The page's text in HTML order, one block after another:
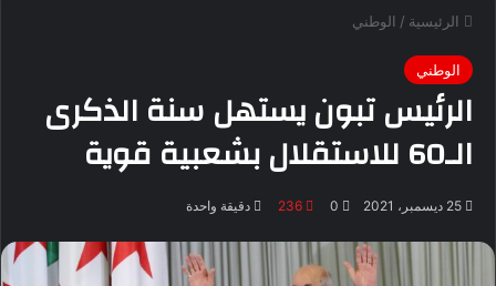
الرئيسية / الوطني
الوطني
الرئيس تبون يستهل سنة الذكرى
الـ60 للاستقلال بشعبية قوية
25 ديسمبر، 2021 0
236 دقيقة واحدة